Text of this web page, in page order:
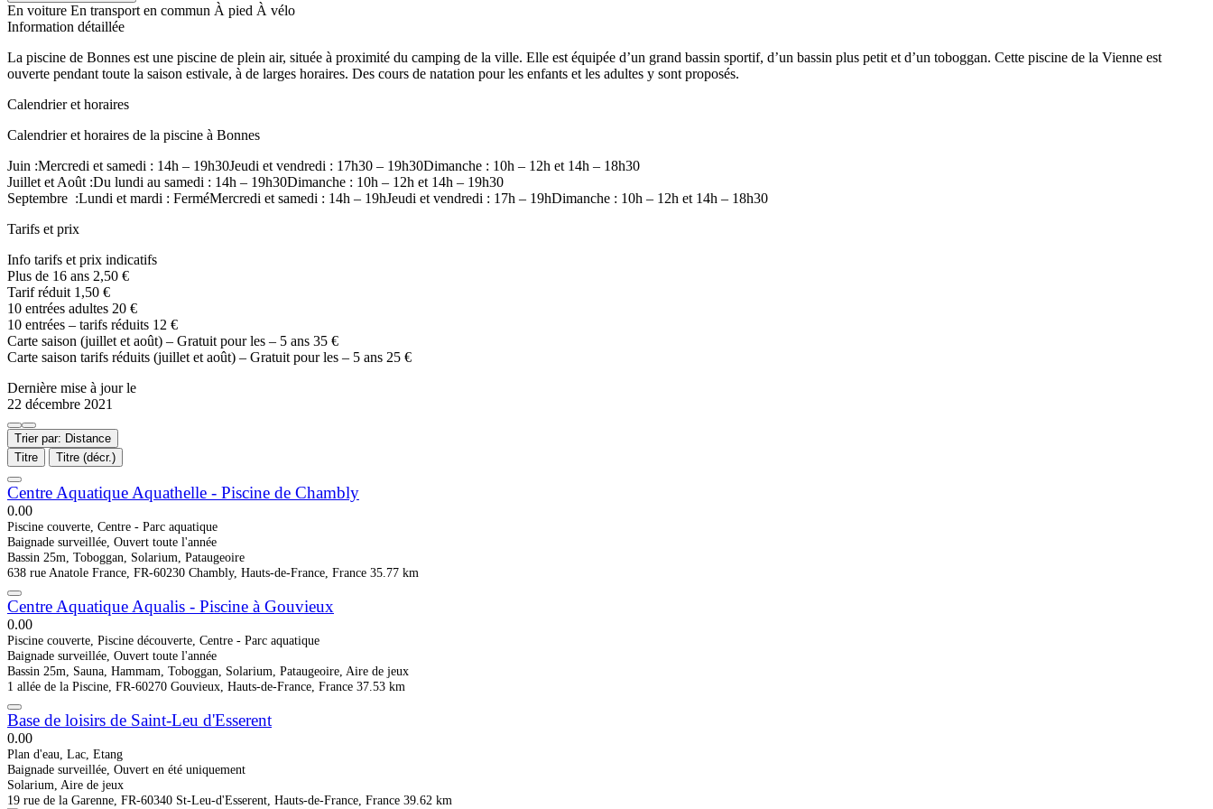
En voiture En transport en commun À pied À vélo
Information détaillée
La piscine de Bonnes est une piscine de plein air, située à proximité du camping de la ville. Elle est équipée d’un grand bassin sportif, d’un bassin plus petit et d’un toboggan. Cette piscine de la Vienne est
ouverte pendant toute la saison estivale, à de larges horaires. Des cours de natation pour les enfants et les adultes y sont proposés.
Calendrier et horaires
Calendrier et horaires de la piscine à Bonnes
Juin :Mercredi et samedi : 14h – 19h30Jeudi et vendredi : 17h30 – 19h30Dimanche : 10h – 12h et 14h – 18h30
Juillet et Août :Du lundi au samedi : 14h – 19h30Dimanche : 10h – 12h et 14h – 19h30
Septembre :Lundi et mardi : FerméMercredi et samedi : 14h – 19hJeudi et vendredi : 17h – 19hDimanche : 10h – 12h et 14h – 18h30
Tarifs et prix
Info tarifs et prix indicatifs
Plus de 16 ans 2,50 €
Tarif réduit 1,50 €
10 entrées adultes 20 €
10 entrées – tarifs réduits 12 €
Carte saison (juillet et août) – Gratuit pour les – 5 ans 35 €
Carte saison tarifs réduits (juillet et août) – Gratuit pour les – 5 ans 25 €
Dernière mise à jour le
22 décembre 2021
Trier par: Distance
Titre
Titre (décr.)
Centre Aquatique Aquathelle - Piscine de Chambly
0.00
Piscine couverte, Centre - Parc aquatique
Baignade surveillée, Ouvert toute l'année
Bassin 25m, Toboggan, Solarium, Pataugeoire
638 rue Anatole France, FR-60230 Chambly, Hauts-de-France, France 35.77 km
Centre Aquatique Aqualis - Piscine à Gouvieux
0.00
Piscine couverte, Piscine découverte, Centre - Parc aquatique
Baignade surveillée, Ouvert toute l'année
Bassin 25m, Sauna, Hammam, Toboggan, Solarium, Pataugeoire, Aire de jeux
1 allée de la Piscine, FR-60270 Gouvieux, Hauts-de-France, France 37.53 km
Base de loisirs de Saint-Leu d'Esserent
0.00
Plan d'eau, Lac, Etang
Baignade surveillée, Ouvert en été uniquement
Solarium, Aire de jeux
19 rue de la Garenne, FR-60340 St-Leu-d'Esserent, Hauts-de-France, France 39.62 km